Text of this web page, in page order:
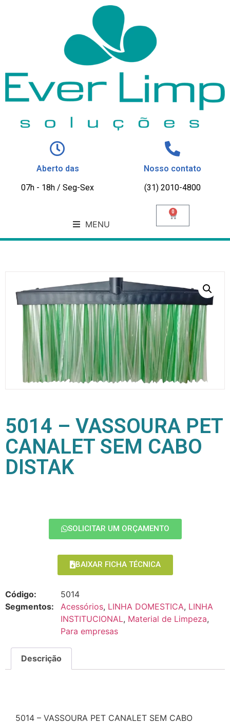
Aberto das
07h - 18h / Seg-Sex
Nosso contato
(31) 2010-4800
MENU
0
5014 – VASSOURA PET
CANALET SEM CABO
DISTAK
SOLICITAR UM ORÇAMENTO
BAIXAR FICHA TÉCNICA
Código:
5014
Segmentos:
Acessórios, LINHA DOMESTICA, LINHA
INSTITUCIONAL, Material de Limpeza,
Para empresas
Descrição
5014 – VASSOURA PET CANALET SEM CABO